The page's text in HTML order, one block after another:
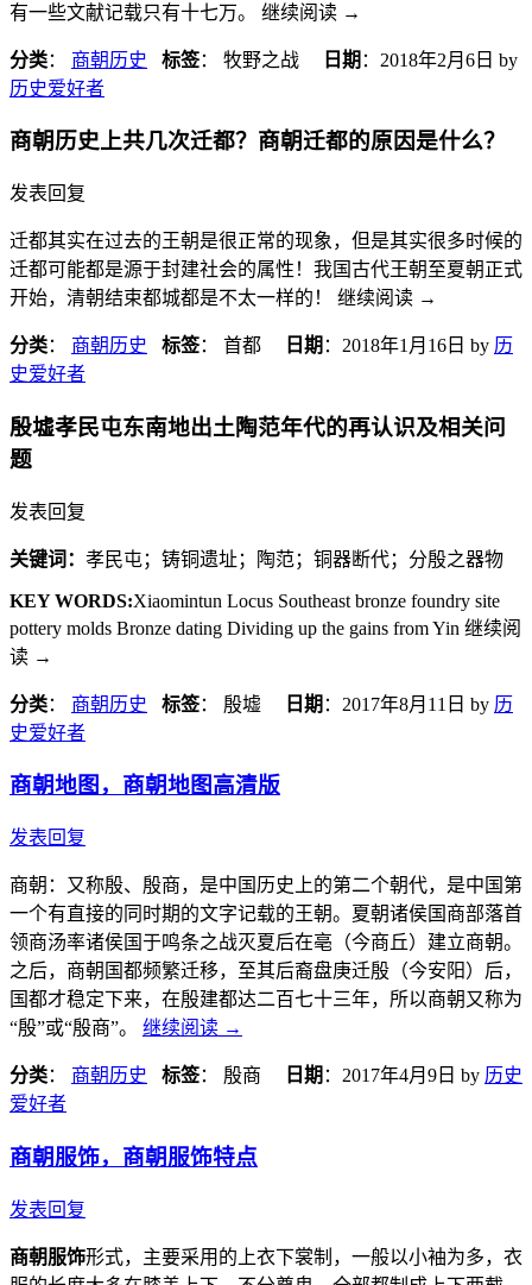
有一些文献记载只有十七万。 继续阅读 →
分类： 商朝历史 标签： 牧野之战 日期 ： 2018年2月6日 by
历史爱好者
商朝历史上共几次迁都？商朝迁都的原因是什么？
发表回复
迁都其实在过去的王朝是很正常的现象，但是其实很多时候的
迁都可能都是源于封建社会的属性！我国古代王朝至夏朝正式
开始，清朝结束都城都是不太一样的！ 继续阅读 →
分类： 商朝历史 标签： 首都 日期 ： 2018年1月16日 by 历
史爱好者
殷墟孝民屯东南地出土陶范年代的再认识及相关问
题
发表回复
关键词： 孝民屯；铸铜遗址；陶范；铜器断代；分殷之器物
KEY WORDS:Xiaomintun Locus Southeast bronze foundry site
pottery molds Bronze dating Dividing up the gains from Yin 继续阅
读 →
分类： 商朝历史 标签： 殷墟 日期 ： 2017年8月11日 by 历
史爱好者
商朝地图，商朝地图高清版
发表回复
商朝：又称殷、殷商，是中国历史上的第二个朝代，是中国第
一个有直接的同时期的文字记载的王朝。夏朝诸侯国商部落首
领商汤率诸侯国于鸣条之战灭夏后在亳（今商丘）建立商朝。
之后，商朝国都频繁迁移，至其后裔盘庚迁殷（今安阳）后，
国都才稳定下来，在殷建都达二百七十三年，所以商朝又称为
“殷”或“殷商”。 继续阅读 →
分类： 商朝历史 标签： 殷商 日期 ： 2017年4月9日 by 历史
爱好者
商朝服饰，商朝服饰特点
发表回复
商朝服饰形式，主要采用的上衣下裳制，一般以小袖为多，衣